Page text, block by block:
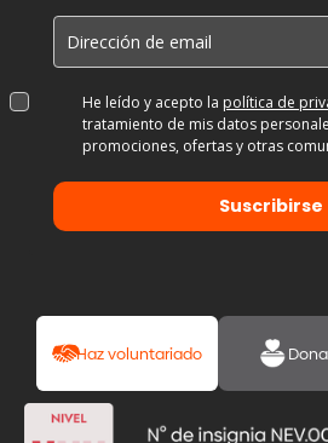
He leído y acepto la política de
tratamiento de mis datos
promociones, ofertas y otras
Suscribirse
Haz voluntariado